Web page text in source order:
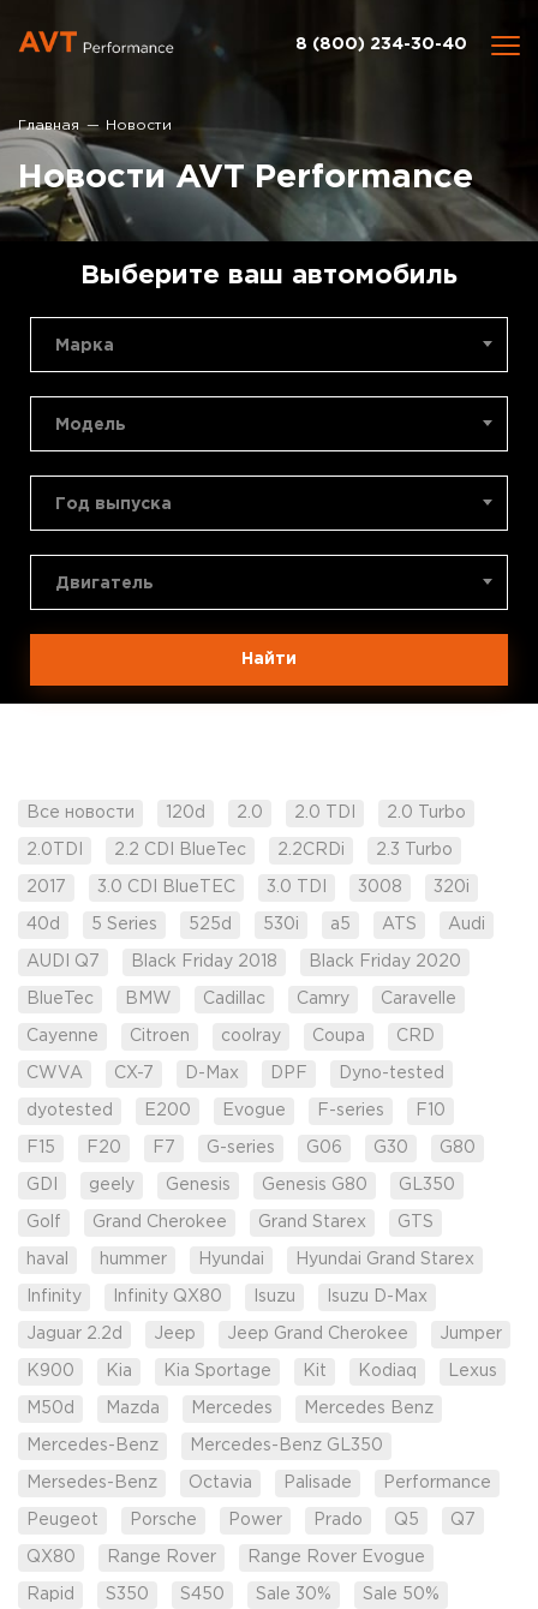
8 (800) 234-30-40
Главная Новости
Новости AVT Performance
Выберите ваш автомобиль
Марка
Модель
Год выпуска
Двигатель
Найти
Все новости 120d 2.0 2.0 TDI 2.0 Turbo
2.0TDI 2.2 CDI BlueTec 2.2CRDi 2.3 Turbo
2017 3.0 CDI BlueTEC 3.0 TDI 3008 320i
40d 5 Series 525d 530i a5 ATS Audi
AUDI Q7 Black Friday 2018 Black Friday 2020
BlueTec BMW Cadillac Camry Caravelle
Cayenne Citroen coolray Coupa CRD
CWVA CX-7 D-Max DPF Dyno-tested
dyotested E200 Evogue F-series F10
F15 F20 F7 G-series G06 G30 G80
GDI geely Genesis Genesis G80 GL350
Golf Grand Cherokee Grand Starex GTS
haval hummer Hyundai Hyundai Grand Starex
Infinity Infinity QX80 Isuzu Isuzu D-Max
Jaguar 2.2d Jeep Jeep Grand Cherokee Jumper
K900 Kia Kia Sportage Kit Kodiaq Lexus
M50d Mazda Mercedes Mercedes Benz
Mercedes-Benz Mercedes-Benz GL350
Mersedes-Benz Octavia Palisade Performance
Peugeot Porsche Power Prado Q5 Q7
QX80 Range Rover Range Rover Evogue
Rapid S350 S450 Sale 30% Sale 50%